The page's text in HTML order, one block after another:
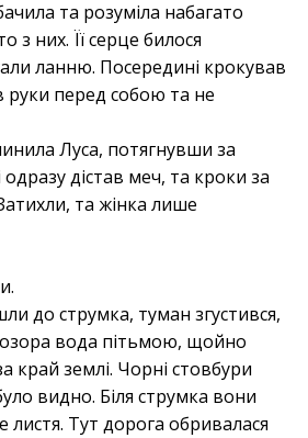
та розуміла набагато
з них. Її серце билося
ланню. Посередині крокував
руки перед собою та не
Луса, потягнувши за
одразу дістав меч, та кроки за
та жінка лише
до струмка, туман згустився,
вода пітьмою, щойно
край землі. Чорні стовбури
видно. Біля струмка вони
листя. Тут дорога обривалася